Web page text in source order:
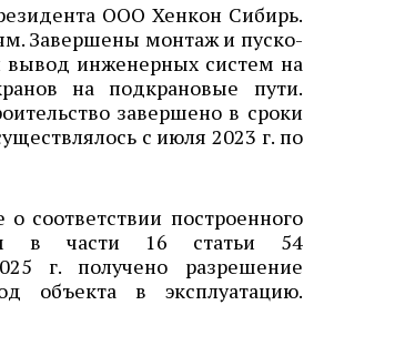
ООО Хенкон Сибирь.
Завершены монтаж и пуско-
вывод инженерных систем на
на подкрановые пути.
завершено в сроки
с июля 2023 г. по
соответствии построенного
в части 16 статьи 54
г. получено разрешение
объекта в эксплуатацию.